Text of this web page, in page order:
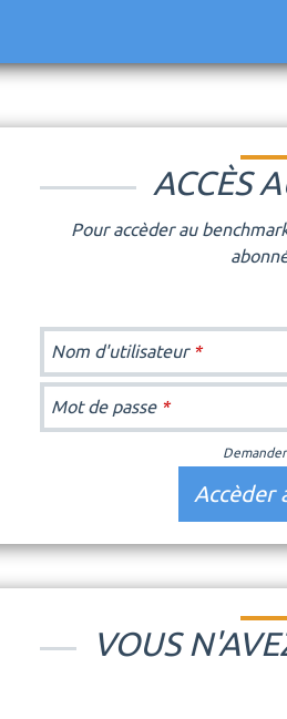
ACCÈS
Pour accèder au
Nom d'utilisateur *
Mot de passe *
VOUS